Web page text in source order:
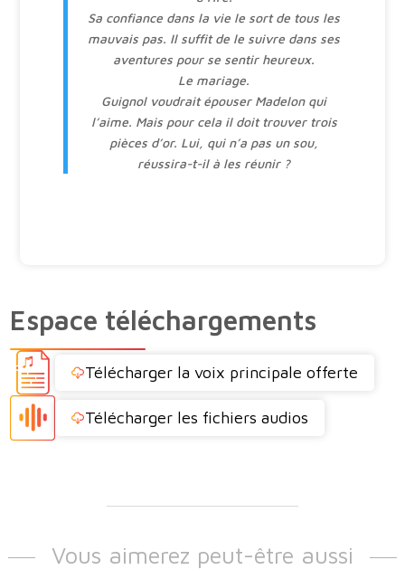
Sa confiance dans la vie le sort de tous les
mauvais pas. Il suffit de le suivre dans ses
aventures pour se sentir heureux.
Le mariage.
Guignol voudrait épouser Madelon qui
l’aime. Mais pour cela il doit trouver trois
pièces d’or. Lui, qui n’a pas un sou,
réussira-t-il à les réunir ?
Espace téléchargements
Télécharger la voix principale offerte
Télécharger les fichiers audios
Vous aimerez peut-être aussi